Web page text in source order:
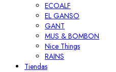
ECOALF
EL GANSO
GANT
MUS & BOMBON
Nice Things
RAINS
Tiendas